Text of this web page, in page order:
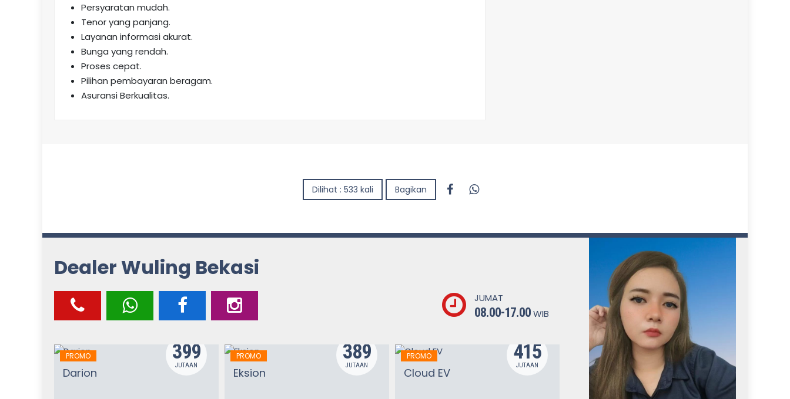
Persyaratan mudah.
Tenor yang panjang.
Layanan informasi akurat.
Bunga yang rendah.
Proses cepat.
Pilihan pembayaran beragam.
Asuransi Berkualitas.
Dilihat : 533 kali Bagikan
Dealer Wuling Bekasi
JUMAT
08.00-17.00WIB
PROMO 399
JUTAAN
Darion
PROMO 389
JUTAAN
Eksion
PROMO 415
JUTAAN
Cloud EV
318
JUTAAN
Binguo EV